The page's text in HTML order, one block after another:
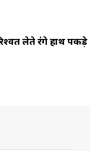
लेते रंगे हाथ पकड़े